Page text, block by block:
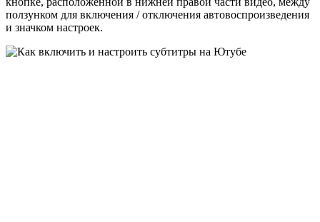
ползунком для включения / отключения автовоспроизведения
и значком настроек.